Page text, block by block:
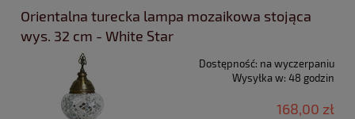
Orientalna turecka lampa mozaikowa stojąca
wys. 32 cm - White Star
Dostępność: na wyczerpaniu
Wysyłka w: 48 godzin
168,00 zł